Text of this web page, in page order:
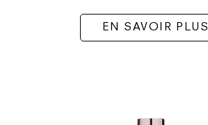
EN SAVOIR PLUS